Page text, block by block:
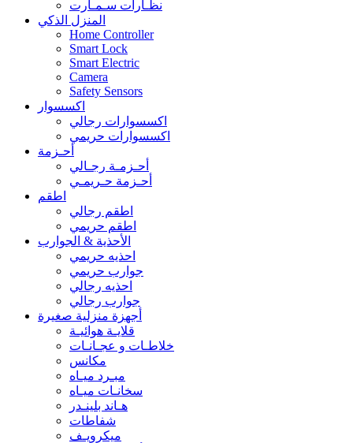
نظـارات سـمـارت
المنزل الذكي
Home Controller
Smart Lock
Smart Electric
Camera
Safety Sensors
اكسسوار
اكسسوارات رجالي
اكسسوارات حريمي
أحـزمة
أحـزمـة رجـالي
أحـزمة حـريمـي
اطقم
اطقم رجالي
اطقم حريمي
الأحذية & الجوارب
احذيه حريمي
جوارب حريمي
احذيه رجالي
جوارب رجالي
أجهزة منزلية صغيرة
قلايـة هوائيـة
خلاطـات و عجـانـات
مكانس
مبـرد ميـاه
سخانـات ميـاه
هـاند بلينـدر
شفاطات
ميكرويـف